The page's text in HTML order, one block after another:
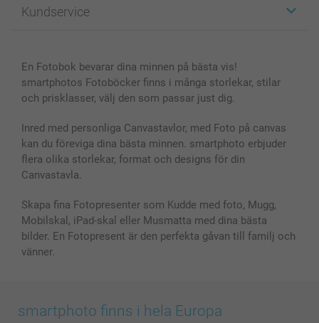
Fotoböcker
Skal till Mobil & Surfplatta
MyNameBook
Fotoramar & Tillbehör
Presentkort
Alla fotoprodukter
För affiliates
Sitemap
Villkor och garantier
Kundservice
smartbonus
Priser & betalning
En Fotobok bevarar dina minnen på bästa vis!
smartphotos Fotoböcker finns i många storlekar, stilar
och prisklasser, välj den som passar just dig.
Inred med personliga Canvastavlor, med Foto på canvas
kan du föreviga dina bästa minnen. smartphoto erbjuder
flera olika storlekar, format och designs för din
Canvastavla.
Skapa fina Fotopresenter som Kudde med foto, Mugg,
Mobilskal, iPad-skal eller Musmatta med dina bästa
bilder. En Fotopresent är den perfekta gåvan till familj och
vänner.
smartphoto finns i hela Europa